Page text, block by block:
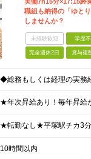
職組も納得の「ゆと
しませんか？
未経験歓迎 学歴
完全週休2日 賞与複
10時間以内